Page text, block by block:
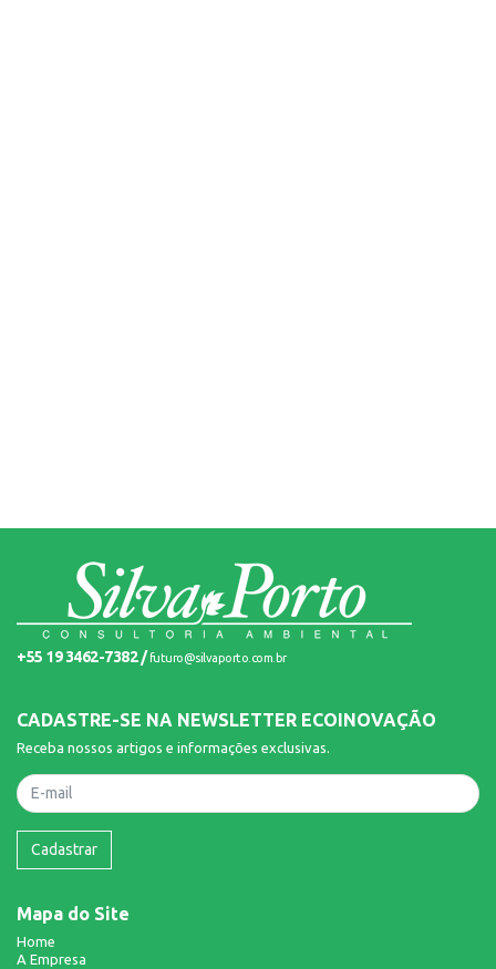
+55 19 3462-7382 /futuro@silvaporto.com.br
CADASTRE-SE NA NEWSLETTER ECOINOVAÇÃO
Receba nossos artigos e informações exclusivas.
Nome
Cadastrar
Mapa do Site
Home
A Empresa